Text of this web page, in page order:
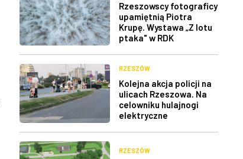
Rzeszowscy fotograficy
upamiętnią Piotra
Krupę. Wystawa „Z lotu
ptaka" w RDK
RZESZÓW
Kolejna akcja policji na
ulicach Rzeszowa. Na
celowniku hulajnogi
elektryczne
RZESZÓW